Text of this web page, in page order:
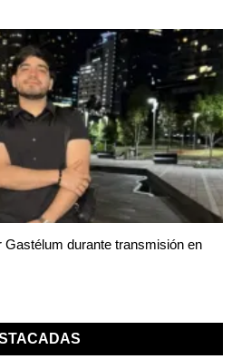
durante transmisión en